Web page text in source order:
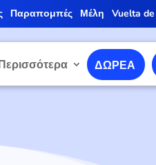
Παραπομπές Μέλη Vuelta
ΔΩΡΕΑ